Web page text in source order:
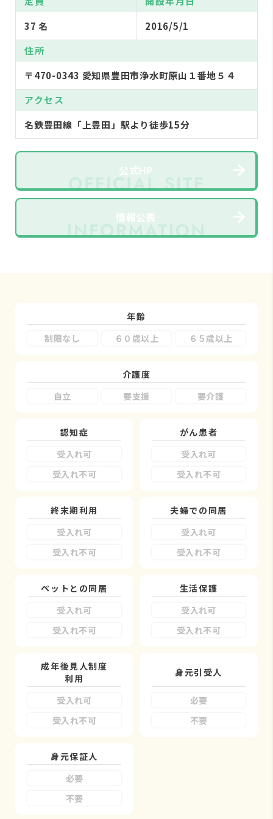
37 名
2016/5/1
住所
〒470-0343 愛知県豊田市浄水町原山１番地５４
アクセス
名鉄豊田線「上豊田」駅より徒歩15分
公式HP
情報公表
年齢
制限なし
６０歳以上 ６５歳以上
介護度
自立
要支援 要介護
認知症
受入れ可
受入れ不可
がん患者
受入れ可
受入れ不可
終末期利用
受入れ可
受入れ不可
夫婦での同居
受入れ可
受入れ不可
ペットとの同居
受入れ可
受入れ不可
生活保護
受入れ可
受入れ不可
成年後見人制度
利用
受入れ可
受入れ不可
身元引受人
必要
不要
身元保証人
必要
不要